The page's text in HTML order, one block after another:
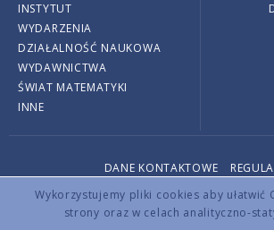
Wykorzystujemy pliki cookies aby ułatwić
strony oraz w celach analityczno-
INSTYTUT
WYDARZENIA
DZIAŁALNOŚĆ NAUKOWA
WYDAWNICTWA
ŚWIAT MATEMATYKI
INNE
DANE KONTAKTOWE
Copyright © 2026 by IMPAN. All